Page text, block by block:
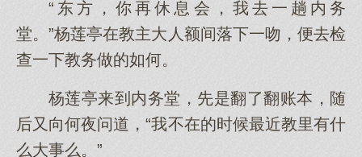
“东方，你再休息会，我去一趟内务
堂。”杨莲亭在教主大人额间落下一吻，便去检
查一下教务做的如何。
杨莲亭来到内务堂，先是翻了翻账本，随
后又向何夜问道，“我不在的时候最近教里有什
么大事么。”